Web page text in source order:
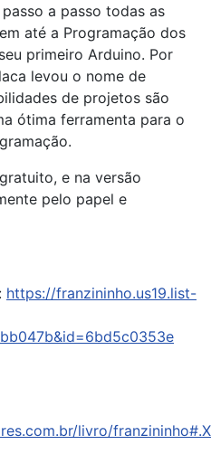
a passo todas as
até a Programação dos
primeiro Arduino. Por
levou o nome de
de projetos são
ótima ferramenta para o
e na versão
pelo papel e
https://franzininho.us19.list-
livro/